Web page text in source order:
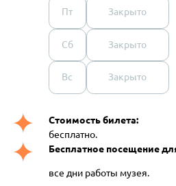
Пт Закрыто
Сб Закрыто
Вс Закрыто
Стоимость билета:
бесплатно.
Бесплатное посещение
все дни работы музея.